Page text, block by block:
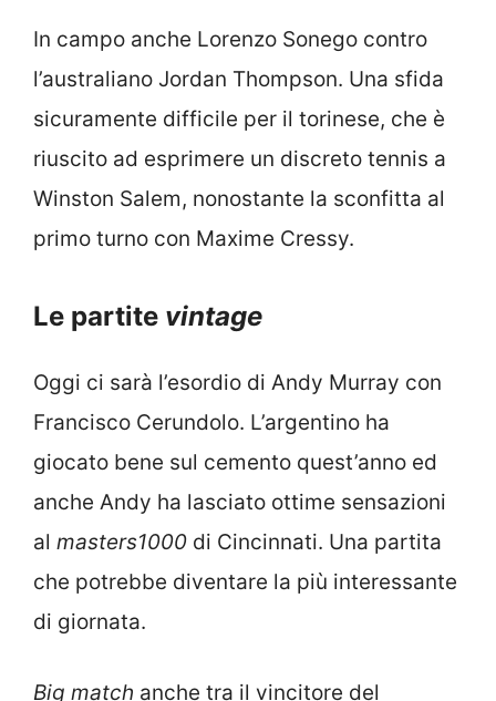
In campo anche Lorenzo Sonego contro
l’australiano Jordan Thompson. Una sfida
sicuramente difficile per il torinese, che è
riuscito ad esprimere un discreto tennis a
Winston Salem, nonostante la sconfitta al
primo turno con Maxime Cressy.
Le partite vintage
Oggi ci sarà l’esordio di Andy Murray con
Francisco Cerundolo. L’argentino ha
giocato bene sul cemento quest’anno ed
anche Andy ha lasciato ottime sensazioni
al masters1000 di Cincinnati. Una partita
che potrebbe diventare la più interessante
di giornata.
Big match anche tra il vincitore del